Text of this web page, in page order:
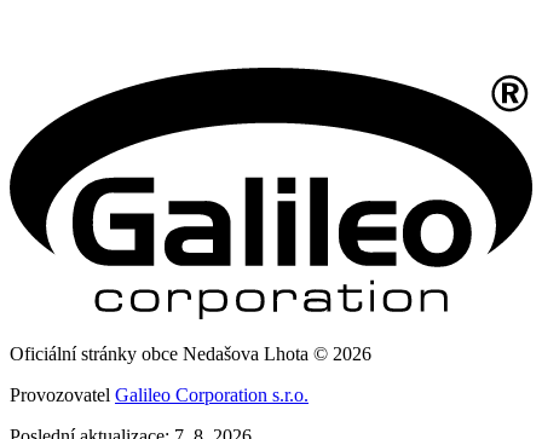
Oficiální stránky obce Nedašova Lhota © 2026
Provozovatel Galileo Corporation s.r.o.